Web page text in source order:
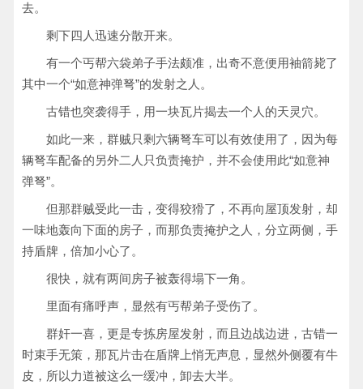
去。
剩下四人迅速分散开来。
有一个丐帮六袋弟子手法颇准，出奇不意便用袖箭毙了
其中一个“如意神弹弩”的发射之人。
古错也突袭得手，用一块瓦片揭去一个人的天灵穴。
如此一来，群贼只剩六辆弩车可以有效使用了，因为每
辆弩车配备的另外二人只负责掩护，并不会使用此“如意神
弹弩”。
但那群贼受此一击，变得狡猾了，不再向屋顶发射，却
一味地轰向下面的房子，而那负责掩护之人，分立两侧，手
持盾牌，倍加小心了。
很快，就有两间房子被轰得塌下一角。
里面有痛呼声，显然有丐帮弟子受伤了。
群奸一喜，更是专拣房屋发射，而且边战边进，古错一
时束手无策，那瓦片击在盾牌上悄无声息，显然外侧覆有牛
皮，所以力道被这么一缓冲，卸去大半。